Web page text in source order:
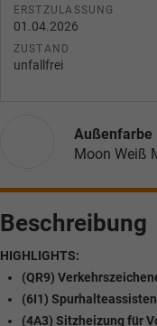
ERSTZULASSUNG
01.04.2026
ZUSTAND
unfallfrei
Außenfarbe
Moon Weiß
Beschreibung
HIGHLIGHTS:
(QR9)
(6I1)
(4A3) Sitzheizung für